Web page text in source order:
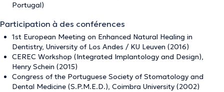
Portugal)
Participation à des conférences
1st European Meeting on Enhanced Natural Healing in
Dentistry, University of Los Andes / KU Leuven (2016)
CEREC Workshop (Integrated Implantology and Design),
Henry Schein (2015)
Congress of the Portuguese Society of Stomatology and
Dental Medicine (S.P.M.E.D.), Coimbra University (2002)